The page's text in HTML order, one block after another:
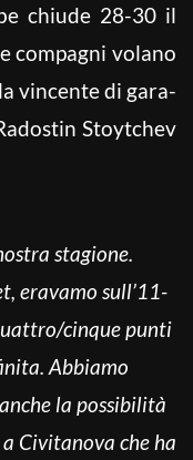
chiude 28-30 il
compagni volano
vincente di gara-
Stoytchev
stagione.
eravamo sull’11-
cinque punti
Abbiamo
la possibilità
Civitanova che ha